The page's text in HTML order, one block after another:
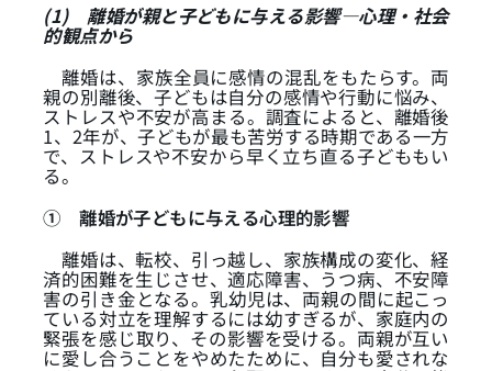
(1)
離婚が親と子どもに与える影響―心理・社会
的観点から
離婚は、家族全員に感情の混乱をもたらす。両
親の別離後、子どもは自分の感情や行動に悩み、
ストレスや不安が高まる。調査によると、離婚後
1、2年が、子どもが最も苦労する時期である一方
で、ストレスや不安から早く立ち直る子どももい
る。
①
離婚が子どもに与える心理的影響
離婚は、転校、引っ越し、家族構成の変化、経
済的困難を生じさせ、適応障害、うつ病、不安障
害の引き金となる。乳幼児は、両親の間に起こっ
ている対立を理解するには幼すぎるが、家庭内の
緊張を感じ取り、その影響を受ける。両親が互い
に愛し合うことをやめたために、自分も愛されな